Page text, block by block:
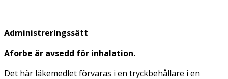
Administreringssätt
Aforbe är avsedd för inhalation.
Det här läkemedlet förvaras i en tryckbehållare i en